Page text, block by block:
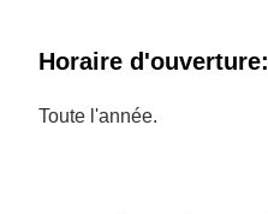
Horaire d'ouverture:
Toute l'année.